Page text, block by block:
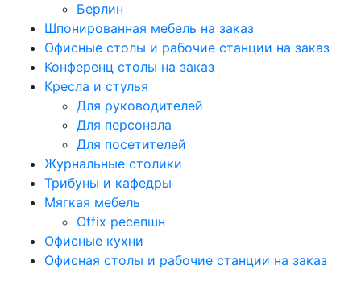
Берлин
Шпонированная мебель на заказ
Офисные столы и рабочие станции на заказ
Конференц столы на заказ
Кресла и стулья
Для руководителей
Для персонала
Для посетителей
Журнальные столики
Трибуны и кафедры
Мягкая мебель
Offix ресепшн
Офисные кухни
Офисная столы и рабочие станции на заказ